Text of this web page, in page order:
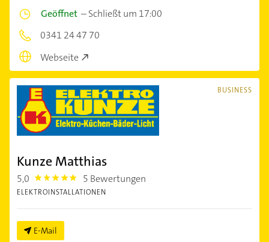
Geöffnet –Schließt um 17:00
0341 24 47 70
Webseite
BUSINESS
Kunze Matthias
5,0 5.0 5 Bewertungen
ELEKTROINSTALLATIONEN
E-Mail